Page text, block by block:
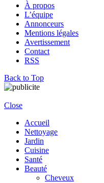
À propos
L’équipe
Annonceurs
Mentions légales
Avertissement
Contact
RSS
Back to Top
Close
Accueil
Nettoyage
Jardin
Cuisine
Santé
Beauté
Cheveux